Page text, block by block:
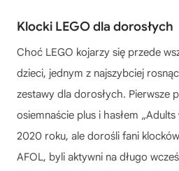
Klocki LEGO dla dorosłych
Choć LEGO kojarzy się przede
dzieci, jednym z najszybciej
zestawy dla dorosłych. Pierwsze
osiemnaście plus i hasłem
2020 roku, ale dorośli fani
AFOL, byli aktywni na długo